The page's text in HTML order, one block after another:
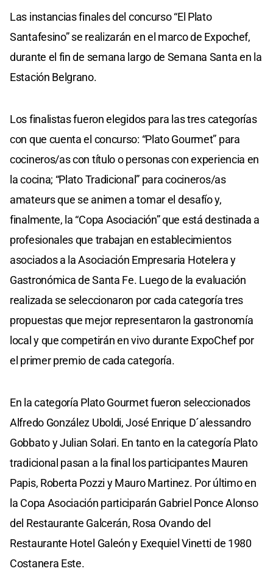
Las instancias finales del concurso “El Plato
Santafesino” se realizarán en el marco de Expochef,
durante el fin de semana largo de Semana Santa en la
Estación Belgrano.
Los finalistas fueron elegidos para las tres categorías
con que cuenta el concurso: “Plato Gourmet” para
cocineros/as con título o personas con experiencia en
la cocina; “Plato Tradicional” para cocineros/as
amateurs que se animen a tomar el desafío y,
finalmente, la “Copa Asociación” que está destinada a
profesionales que trabajan en establecimientos
asociados a la Asociación Empresaria Hotelera y
Gastronómica de Santa Fe. Luego de la evaluación
realizada se seleccionaron por cada categoría tres
propuestas que mejor representaron la gastronomía
local y que competirán en vivo durante ExpoChef por
el primer premio de cada categoría.
En la categoría Plato Gourmet fueron seleccionados
Alfredo González Uboldi, José Enrique D´alessandro
Gobbato y Julian Solari. En tanto en la categoría Plato
tradicional pasan a la final los participantes Mauren
Papis, Roberta Pozzi y Mauro Martinez. Por último en
la Copa Asociación participarán Gabriel Ponce Alonso
del Restaurante Galcerán, Rosa Ovando del
Restaurante Hotel Galeón y Exequiel Vinetti de 1980
Costanera Este.